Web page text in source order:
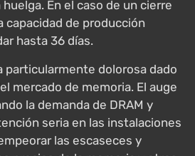
En el caso de un cierre
capacidad de producción
hasta 36 días.
particularmente dolorosa dado
mercado de memoria. El auge
la demanda de DRAM y
seria en las instalaciones
las escaseces y